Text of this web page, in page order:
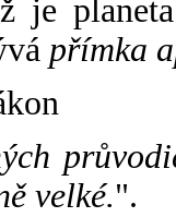
je
přímka
velké.".